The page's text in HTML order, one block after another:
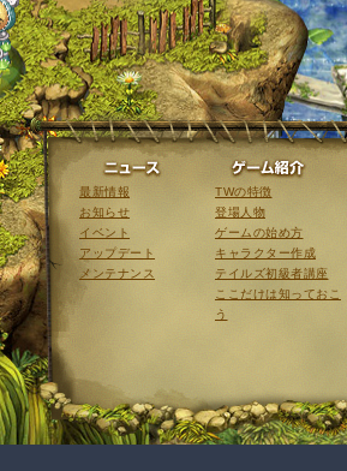
ニュース
最新情報
お知らせ
イベント
アップデート
メンテナンス
TWの特徴
登場人物
ゲームの始め方
キャラクター作成
テイルズ初級者講座
ここだけは知っておこ
う